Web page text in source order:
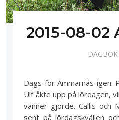
2015-08-02
Dags för Ammarnäs igen.
Ulf åkte upp på lördagen,
vänner gjorde. Callis och
sent på lördagskvällen